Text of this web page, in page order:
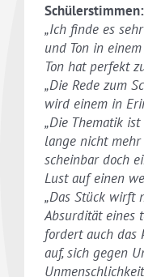
Schülerstimmen:
„Ich finde es
und Ton in
Ton hat perfekt
„Die Rede zum
wird einem in
„Die Thematik
lange nicht
scheinbar doch
Lust auf einen
„Das Stück wirft
Absurdität eines
fordert auch das
auf, sich gegen